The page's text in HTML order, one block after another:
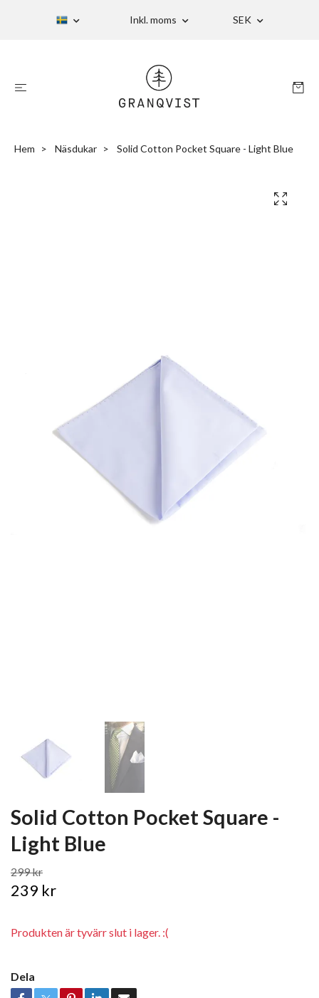
Inkl. moms SEK
Hem Näsdukar Solid Cotton Pocket Square - Light Blue
Solid Cotton Pocket Square -
Light Blue
299 kr
239 kr
Produkten är tyvärr slut i lager. :(
Dela